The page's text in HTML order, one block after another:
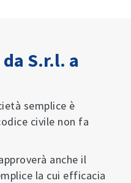
S.r.l. a
semplice è
civile non fa
anche il
la cui efficacia